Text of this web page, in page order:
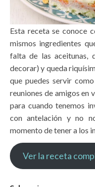
Esta receta se conoce
mismos ingredientes
falta de las aceitunas,
decorar) y queda
que puedes servir
reuniones de amigos en
para cuando tenemos
con antelación y no
momento de tener a los
Ver la receta